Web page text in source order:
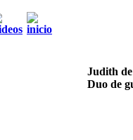
Judith
Duo de